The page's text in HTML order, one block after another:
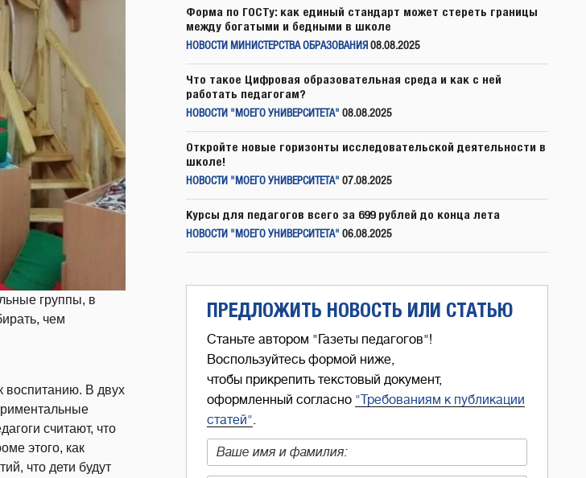
группы, в
чем
воспитанию. В двух
считают, что
этого, как
что дети будут
Форма по ГОСТу: как единый стандарт может стереть границы
между богатыми и бедными в школе
НОВОСТИ МИНИСТЕРСТВА ОБРАЗОВАНИЯ 08.08.2025
Что такое Цифровая образовательная среда и как с ней
работать педагогам?
НОВОСТИ "МОЕГО УНИВЕРСИТЕТА" 08.08.2025
Откройте новые горизонты исследовательской деятельности в
школе!
НОВОСТИ "МОЕГО УНИВЕРСИТЕТА" 07.08.2025
Курсы для педагогов всего за 699 рублей до конца лета
НОВОСТИ "МОЕГО УНИВЕРСИТЕТА" 06.08.2025
ПРЕДЛОЖИТЬ НОВОСТЬ ИЛИ СТАТЬЮ
Станьте автором "Газеты педагогов"!
Воспользуйтесь формой ниже,
чтобы прикрепить текстовый документ,
оформленный согласно "Требованиям к публикации
статей".